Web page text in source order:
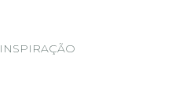
INSPIRAÇÃO